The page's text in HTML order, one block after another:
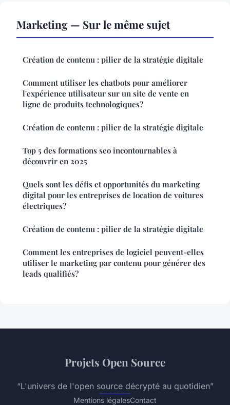
Marketing — Sur le même sujet
Création de contenu : pilier de la stratégie digitale
Comment utiliser les chatbots pour améliorer
l'expérience utilisateur sur un site de vente en
ligne de produits technologiques?
Création de contenu : pilier de la stratégie digitale
Top 5 des formations seo incontournables à
découvrir en 2025
Quels sont les défis et opportunités du marketing
digital pour les entreprises de location de voitures
électriques?
Création de contenu : pilier de la stratégie digitale
Comment les entreprises de logiciel peuvent-elles
utiliser le marketing par contenu pour générer des
leads qualifiés?
Projets Open Source
“L'univers de l'open source décrypté au quotidien”
Mentions légalesContact